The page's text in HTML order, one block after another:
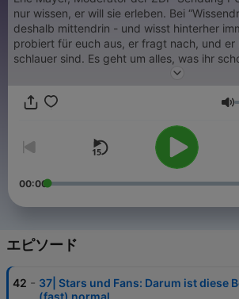
nur wissen, er will sie erleben. Bei
deshalb mittendrin - und wisst hinterher
probiert für euch aus, er fragt nach, und
schlauer sind. Es geht um alles, was ihr
wolltet – und um Fragen, von denen ihr nie
Podcast bei Experimenten, Challenges
Orte, erlebt extreme Situationen und trefft
Menschen, ganz eng an Erics Seite. Seit
überall, wo es Podcasts gibt, und auf
https://www.zdf.de/kinder/purplus/
00:00
エピソード
42 - 37| Stars und Fans: Darum ist diese